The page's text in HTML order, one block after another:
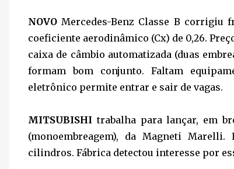
NOVO Mercedes-Benz Classe B corrigiu
coeficiente aerodinâmico (Cx) de 0,26.
caixa de câmbio automatizada (duas
formam bom conjunto. Faltam
eletrônico permite entrar e sair de vagas.
MITSUBISHI trabalha para lançar, em
(monoembreagem), da Magneti
cilindros. Fábrica detectou interesse por